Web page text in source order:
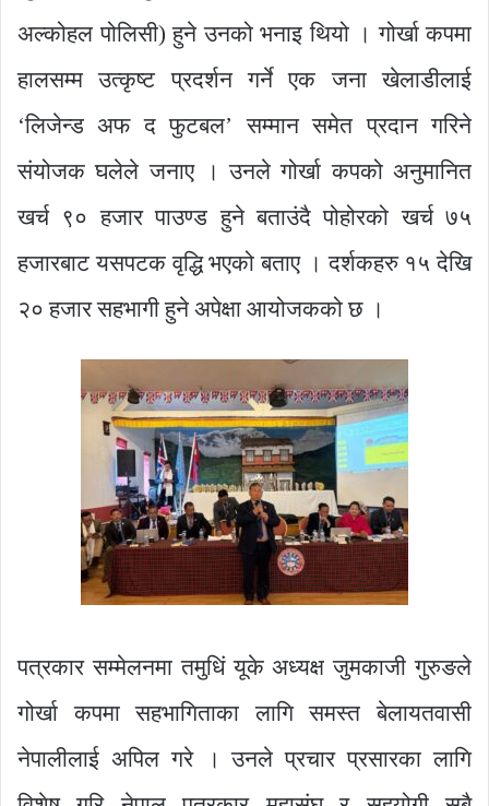
अल्कोहल पोलिसी) हुने उनको भनाइ थियो । गोर्खा कपमा
हालसम्म उत्कृष्ट प्रदर्शन गर्ने एक जना खेलाडीलाई
‘लिजेन्ड अफ द फुटबल’ सम्मान समेत प्रदान गरिने
संयोजक घलेले जनाए । उनले गोर्खा कपको अनुमानित
खर्च ९० हजार पाउण्ड हुने बताउंदै पोहोरको खर्च ७५
हजारबाट यसपटक वृद्धि भएको बताए । दर्शकहरु १५ देखि
२० हजार सहभागी हुने अपेक्षा आयोजकको छ ।
पत्रकार सम्मेलनमा तमुधिं यूके अध्यक्ष जुमकाजी गुरुङले
गोर्खा कपमा सहभागिताका लागि समस्त बेलायतवासी
नेपालीलाई अपिल गरे । उनले प्रचार प्रसारका लागि